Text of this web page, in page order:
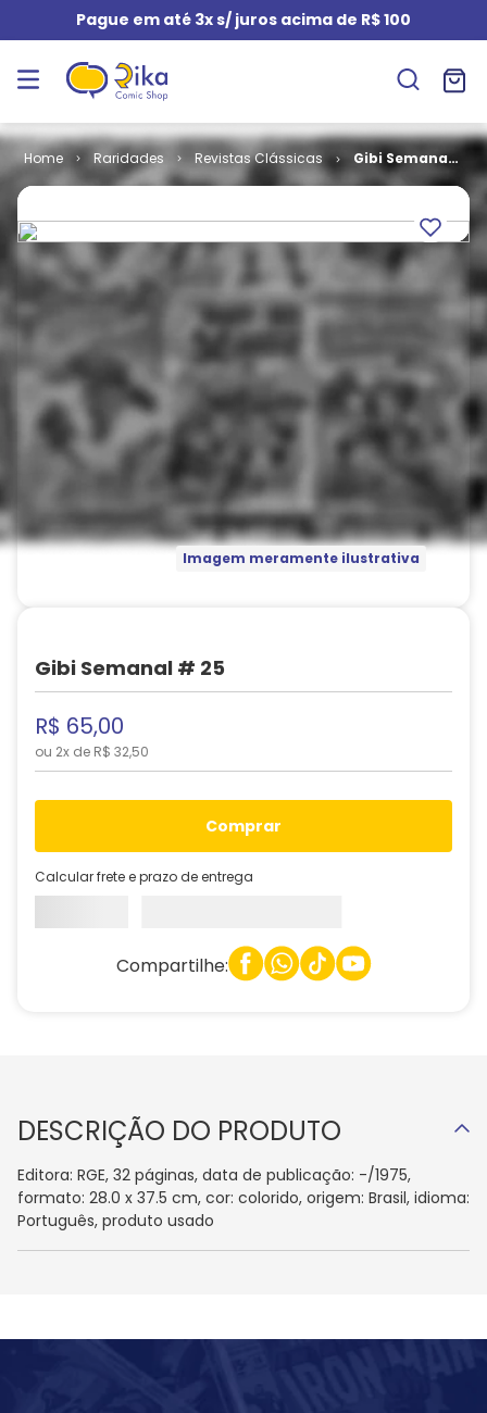
Pague em até 3x s/ juros acima de R$ 100
Raridades Revistas Clássicas
Gibi Semanal
# 25
Imagem meramente ilustrativa
Gibi Semanal # 25
R$ 65,00
ou 2x de R$ 32,50
comprar
Calcular frete e prazo de entrega
Compartilhe:
DESCRIÇÃO DO PRODUTO
Editora: RGE, 32 páginas, data de publicação: -/1975,
formato: 28.0 x 37.5 cm, cor: colorido, origem: Brasil, idioma:
Português, produto usado